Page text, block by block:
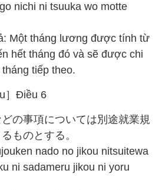
nichi ni tsuuka wo motte
Một tháng lương được tính từ
hết tháng đó và sẽ được chi
tiếp theo.
］Điều 6
の事項については別途就業規
ものとする。
nado no jikou nitsuitewa
ni sadameru jikou ni yoru